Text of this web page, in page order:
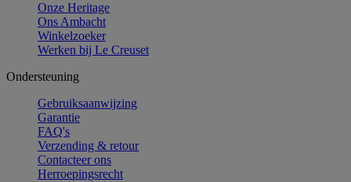
Onze Heritage
Ons Ambacht
Winkelzoeker
Werken bij Le Creuset
Ondersteuning
Gebruiksaanwijzing
Garantie
FAQ's
Verzending & retour
Contacteer ons
Herroepingsrecht